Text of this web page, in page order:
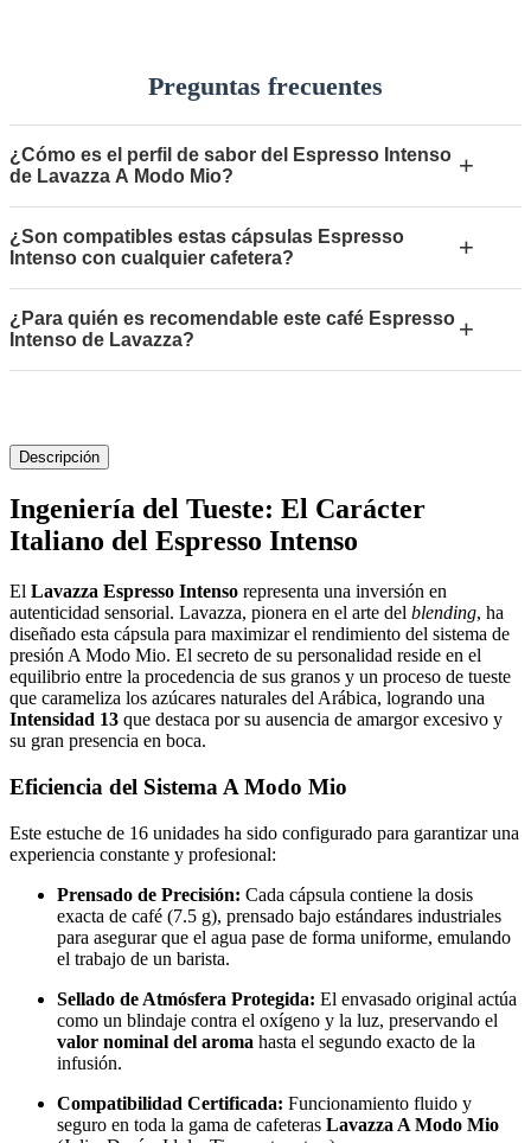
Preguntas frecuentes
¿Cómo es el perfil de sabor del Espresso Intenso
de Lavazza A Modo Mio?
+
¿Son compatibles estas cápsulas Espresso
Intenso con cualquier cafetera?
+
¿Para quién es recomendable este café Espresso
Intenso de Lavazza?
+
Descripción
Ingeniería del Tueste: El Carácter
Italiano del Espresso Intenso
El Lavazza Espresso Intenso representa una inversión en
autenticidad sensorial. Lavazza, pionera en el arte del blending, ha
diseñado esta cápsula para maximizar el rendimiento del sistema de
presión A Modo Mio. El secreto de su personalidad reside en el
equilibrio entre la procedencia de sus granos y un proceso de tueste
que carameliza los azúcares naturales del Arábica, logrando una
Intensidad 13 que destaca por su ausencia de amargor excesivo y
su gran presencia en boca.
Eficiencia del Sistema A Modo Mio
Este estuche de 16 unidades ha sido configurado para garantizar una
experiencia constante y profesional:
Prensado de Precisión: Cada cápsula contiene la dosis
exacta de café (7.5 g), prensado bajo estándares industriales
para asegurar que el agua pase de forma uniforme, emulando
el trabajo de un barista.
Sellado de Atmósfera Protegida: El envasado original actúa
como un blindaje contra el oxígeno y la luz, preservando el
valor nominal del aroma hasta el segundo exacto de la
infusión.
Compatibilidad Certificada: Funcionamiento fluido y
seguro en toda la gama de cafeteras Lavazza A Modo Mio